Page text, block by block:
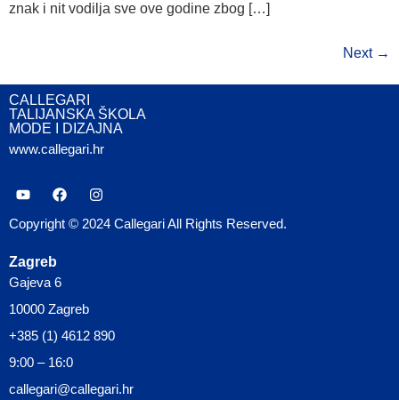
znak i nit vodilja sve ove godine zbog […]
Next →
CALLEGARI
TALIJANSKA ŠKOLA
MODE I DIZAJNA
www.callegari.hr
Copyright © 2024 Callegari All Rights Reserved.
Zagreb
Gajeva 6
10000 Zagreb
+385 (1) 4612 890
9:00 – 16:0
callegari@callegari.hr